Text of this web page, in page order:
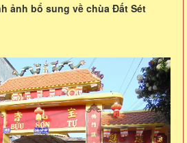
ảnh bổ sung về chùa Đất Sét